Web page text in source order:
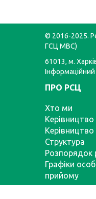
© 2016-2025.
ГСЦ МВС)
61013, м.
ПРО РСЦ
Хто ми
Структура
Розпорядок
Графіки
прийому